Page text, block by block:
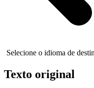
Selecione o idioma de
Texto original